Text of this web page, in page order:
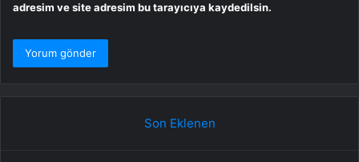
adresim ve site adresim bu tarayıcıya kaydedilsin.
Son Eklenen